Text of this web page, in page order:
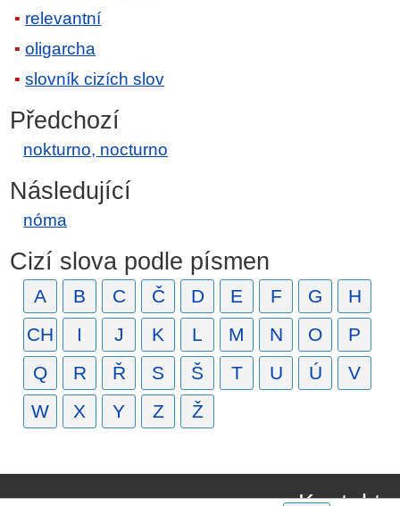
relevantní
oligarcha
slovník cizích slov
Předchozí
nokturno, nocturno
Následující
nóma
Cizí slova podle písmen
A B C Č D E F G
H
CH
I J K L M N O
P
Q
R Ř S Š T U Ú
V
W
X Y Z Ž